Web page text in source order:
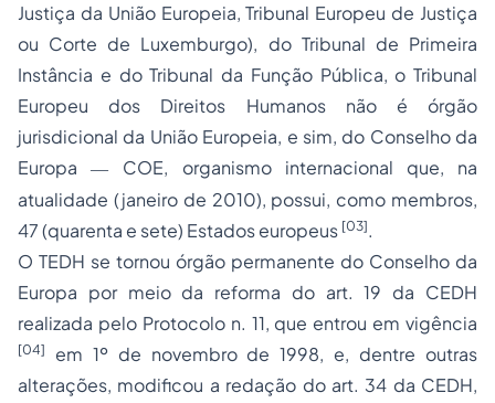
Justiça da União Europeia, Tribunal Europeu de Justiça
ou Corte de Luxemburgo), do Tribunal de Primeira
Instância e do Tribunal da Função Pública, o Tribunal
Europeu dos Direitos Humanos nãoé órgão
jurisdicional da União Europeia, e sim, do Conselho da
Europa― COE, organismo internacional que, na
atualidade (janeiro de 2010), possui, como membros,
47 (quarenta e sete) Estados europeus [03].
O TEDH se tornou órgão permanente do Conselho da
Europa por meio da reforma do art. 19 da CEDH
realizada pelo Protocolo n. 11, que entrou em vigência
[04]
em 1º de novembro de 1998, e, dentre outras
alterações, modificou a redação do art. 34 da CEDH,